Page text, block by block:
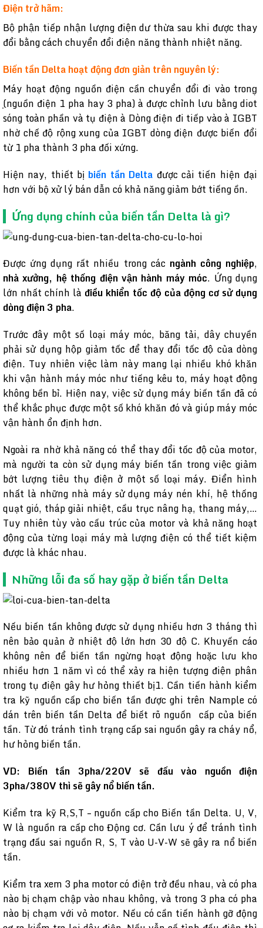
Điện trở hãm:
Bộ phận tiếp nhận lượng điện dư thừa sau khi được thay
đổi bằng cách chuyển đổi điện năng thành nhiệt năng.
Biến tần Delta hoạt động đơn giản trên nguyên lý:
Máy hoạt động nguồn điện cần chuyển đổi đi vào trong̣
̣(nguồn điện 1 pha hay 3 pha) à được chỉnh lưu bằng diot
sóng toàn phần và tụ điện à Dòng điện đi tiếp vào à IGBT
nhờ chế độ rộng xung của IGBT dòng điện được biến đổi
từ 1 pha thành 3 pha đối xứng.
Hiện nay, thiết bị biến tần Delta được cải tiến hiện đại
hơn với bộ xử lý bán dẫn có khả năng giảm bớt tiếng ồn.
Ứng dụng chính của biến tần Delta là gì?
Được ứng dụng rất nhiều trong các ngành công nghiệp,
nhà xưởng, hệ thống điện vận hành máy móc. Ứng dụng
lớn nhất chính là điều khiển tốc độ của động cơ sử dụng
dòng điện 3 pha.
Trước đây một số loại máy móc, băng tải, dây chuyền
phải sử dụng hộp giảm tốc để thay đổi tốc độ của dòng
điện. Tuy nhiên việc làm này mang lại nhiều khó khăn
khi vận hành máy móc như tiếng kêu to, máy hoạt động
không bền bỉ. Hiện nay, việc sử dụng máy biến tần đã có
thể khắc phục được một số khó khăn đó và giúp máy móc
vận hành ổn định hơn.
Ngoài ra nhờ khả năng có thể thay đổi tốc độ của motor,
mà người ta còn sử dụng máy biến tần trong việc giảm
bớt lượng tiêu thụ điện ở một số loại máy. Điển hình
nhất là những nhà máy sử dụng máy nén khí, hệ thống
quạt gió, tháp giải nhiệt, cầu trục nâng hạ, thang máy,…
Tuy nhiên tùy vào cấu trúc của motor và khả năng hoạt
động của từng loại máy mà lượng điện có thể tiết kiệm
được là khác nhau.
Những lỗi đa số hay gặp ở biến tần Delta
Nếu biến tần không được sử dụng nhiều hơn 3 tháng thì
nên bảo quản ở nhiệt độ lớn hơn 30 độ C. Khuyến cáo
không nên để biến tần ngừng hoạt động hoặc lưu kho
nhiều hơn 1 năm vì có thể xảy ra hiện tượng điện phân
trong tụ điện gây hư hỏng thiết bị1. Cần tiến hành kiểm
tra kỹ nguồn cấp cho biến tần được ghi trên Nample có
dán trên biến tần Delta để biết rõ nguồn cấp của biến
tần. Từ đó tránh tình trạng cấp sai nguồn gây ra cháy nổ,
hư hỏng biến tần.
VD: Biến tần 3pha/220V sẽ đấu vào nguồn điện
3pha/380V thì sẽ gây nổ biến tần.
Kiểm tra kỹ R,S,T – nguồn cấp cho Biến tần Delta. U, V,
W là nguồn ra cấp cho Động cơ. Cần lưu ý để tránh tình
trạng đấu sai nguồn R, S, T vào U-V-W sẽ gây ra nổ biến
tần.
Kiểm tra xem 3 pha motor có điện trở đều nhau, và có pha
nào bị chạm chập vào nhau không, và trong 3 pha có pha
nào bị chạm với vỏ motor. Nếu có cần tiến hành gỡ động